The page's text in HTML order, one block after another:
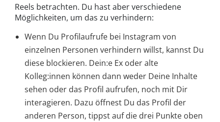
Reels betrachten. Du hast aber verschiedene
Möglichkeiten, um das zu verhindern:
Wenn Du Profilaufrufe bei Instagram von
einzelnen Personen verhindern willst, kannst Du
diese blockieren. Dein:e Ex oder alte
Kolleg:innen können dann weder Deine Inhalte
sehen oder das Profil aufrufen, noch mit Dir
interagieren. Dazu öffnest Du das Profil der
anderen Person, tippst auf die drei Punkte oben